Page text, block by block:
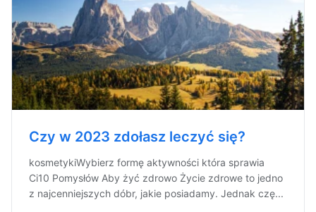
Czy w 2023 zdołasz leczyć się?
kosmetykiWybierz formę aktywności która sprawia
Ci10 Pomysłów Aby żyć zdrowo Życie zdrowe to jedno
z najcenniejszych dóbr, jakie posiadamy. Jednak czę...